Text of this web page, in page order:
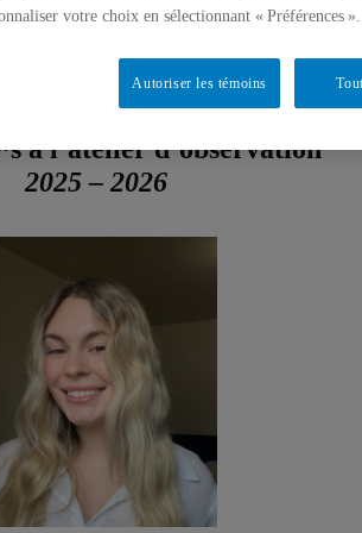
àl’atelier d’observation
2025 – 2026
votre choix en sélectionnant « Préférences ».
Autoriser les témoins